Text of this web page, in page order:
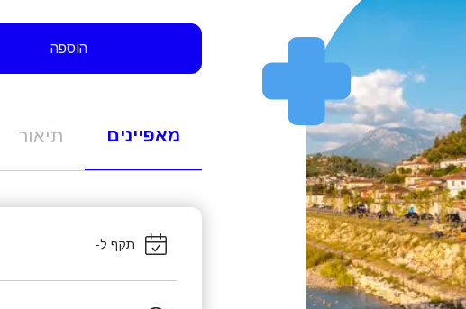
הוספה
מאפיינים תיאור
תקף ל-